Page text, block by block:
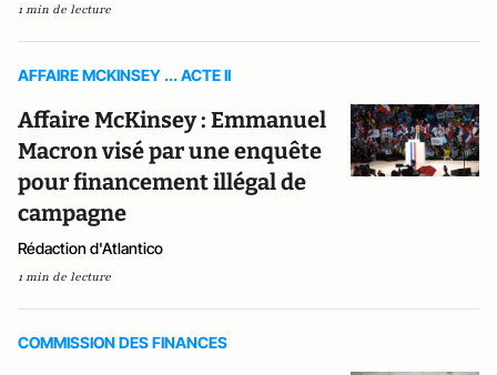
1 min de lecture
AFFAIRE MCKINSEY ... ACTE II
Affaire McKinsey : Emmanuel
Macron visé par une enquête
pour financement illégal de
campagne
Rédaction d'Atlantico
1 min de lecture
COMMISSION DES FINANCES